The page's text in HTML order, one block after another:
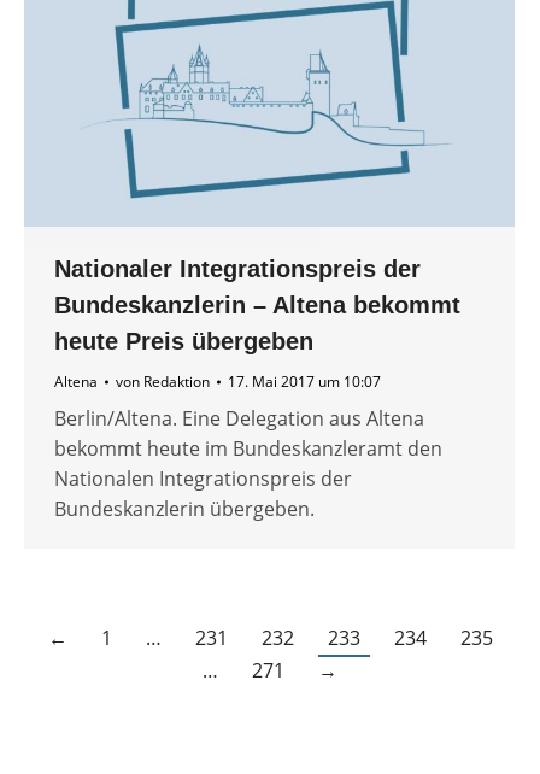
Nationaler Integrationspreis der
Bundeskanzlerin – Altena bekommt
heute Preis übergeben
Altena von Redaktion 17. Mai 2017 um 10:07
Berlin/Altena. Eine Delegation aus Altena
bekommt heute im Bundeskanzleramt den
Nationalen Integrationspreis der
Bundeskanzlerin übergeben.
← 1 … 231 232 233 234
235
…
271 →